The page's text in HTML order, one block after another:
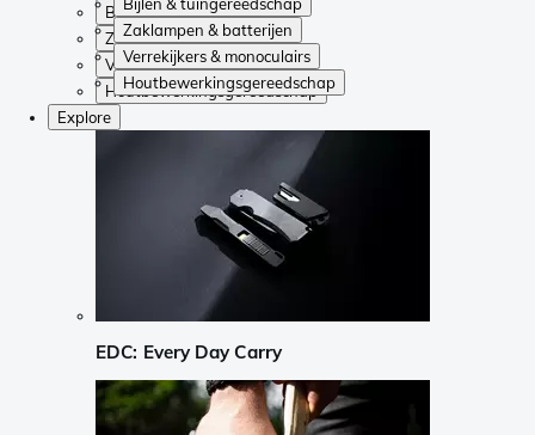
Zaklampen & batterijen
Verrekijkers & monoculairs
Houtbewerkingsgereedschap
Bijlen & tuingereedschap
Zaklampen & batterijen
Verrekijkers & monoculairs
Houtbewerkingsgereedschap
Explore
EDC: Every Day Carry